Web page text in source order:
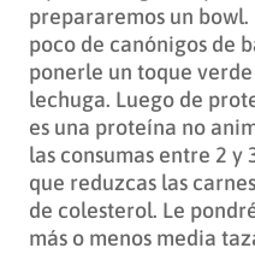
prepararemos un bowl.
poco de canónigos de
ponerle un toque
lechuga. Luego de
es una proteína no
las consumas entre 2 y
que reduzcas las
de colesterol. Le
más o menos media